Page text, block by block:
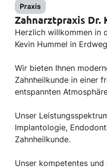
Praxis
Zahnarztpraxis Dr.
Herzlich willkommen in
Kevin Hummel in
Wir bieten Ihnen
Zahnheilkunde in einer
entspannten
Unser
Implantologie,
Zahnheilkunde.
Unser kompetentes